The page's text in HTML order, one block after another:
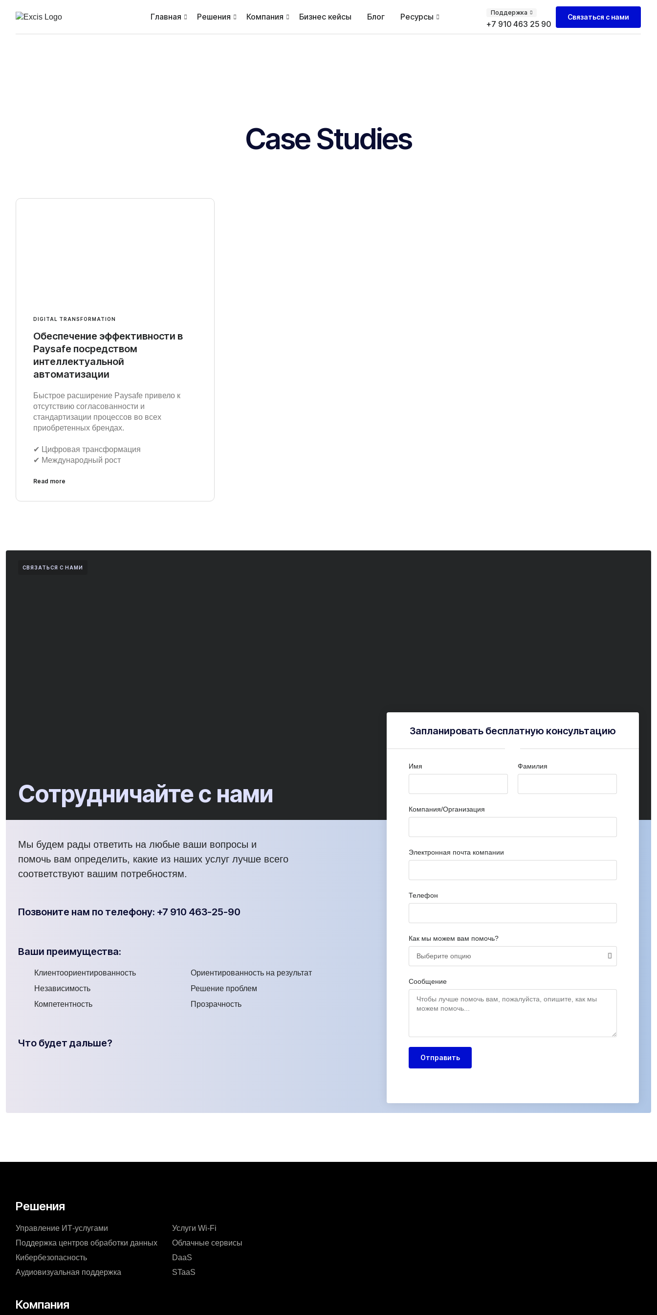
Главная Решения Компания Бизнес кейсы Блог Ресурсы Поддержка
+7 910 463 25 90
Связаться с нами
Case Studies
DIGITAL TRANSFORMATION
Обеспечение эффективности в
Paysafe посредством
интеллектуальной
автоматизации
Быстрое расширение Paysafe привело к
отсутствию согласованности и
стандартизации процессов во всех
приобретенных брендах.
✔︎ Цифровая трансформация
✔︎ Международный рост
Read more
СВЯЗАТЬСЯ С НАМИ
Сотрудничайте с нами
Мы будем рады ответить на любые ваши вопросы и
помочь вам определить, какие из наших услуг лучше всего
соответствуют вашим потребностям.
Позвоните нам по телефону: +7 910 463-25-90
Ваши преимущества:
Клиентоориентированность
Независимость
Компетентность
Ориентированность на результат
Решение проблем
Прозрачность
Что будет дальше?
Запланировать бесплатную консультацию
Имя Фамилия
Компания/Организация
Электронная почта компании
Телефон
Как мы можем вам помочь?
Сообщение
Отправить
Решения​
Управление ИТ-услугами
Поддержка центров обработки данных
Кибербезопасность
Аудиовизуальная поддержка
Услуги Wi-Fi
Облачные сервисы
DaaS
STaaS
Компания